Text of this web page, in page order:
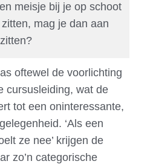
meisje bij je op schoot
zitten, mag je dan aan
oftewel de voorlichting
cursusleiding, wat de
tot een oninteressante,
‘Als een
ze nee’ krijgen de
zo’n categorische